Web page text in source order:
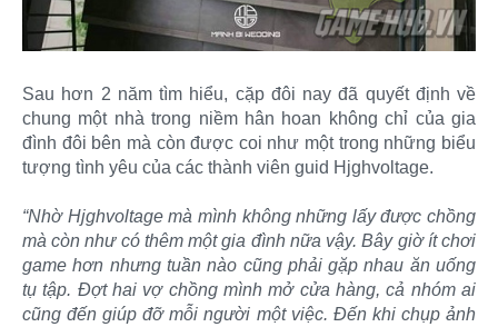
Sau hơn 2 năm tìm hiểu, cặp đôi nay đã quyết định về
chung một nhà trong niềm hân hoan không chỉ của gia
đình đôi bên mà còn được coi như một trong những biểu
tượng tình yêu của các thành viên guid Hjghvoltage.
“Nhờ Hjghvoltage mà mình không những lấy được chồng
mà còn như có thêm một gia đình nữa vậy. Bây giờ ít chơi
game hơn nhưng tuần nào cũng phải gặp nhau ăn uống
tụ tập. Đợt hai vợ chồng mình mở cửa hàng, cả nhóm ai
cũng đến giúp đỡ mỗi người một việc. Đến khi chụp ảnh